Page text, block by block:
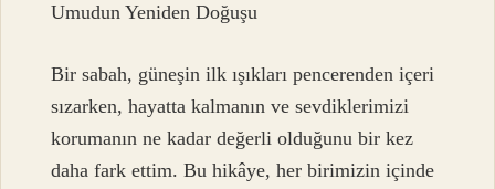
Umudun Yeniden Doğuşu
Bir sabah, güneşin ilk ışıkları pencerenden içeri
sızarken, hayatta kalmanın ve sevdiklerimizi
korumanın ne kadar değerli olduğunu bir kez
daha fark ettim. Bu hikâye, her birimizin içinde